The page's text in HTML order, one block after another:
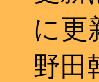
に更
野田